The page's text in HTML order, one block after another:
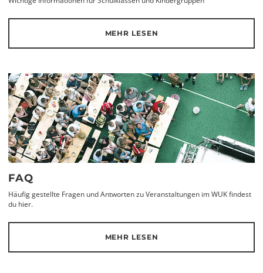
MEHR LESEN
FAQ
Häufig gestellte Fragen und Antworten zu Veranstaltungen im WUK findest
du hier.
MEHR LESEN